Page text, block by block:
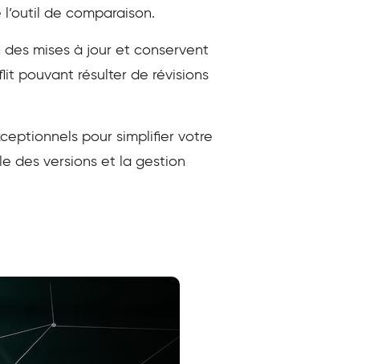
de comparaison.
mises à jour et conservent
pouvant résulter de révisions
pour simplifier votre
des versions et la gestion